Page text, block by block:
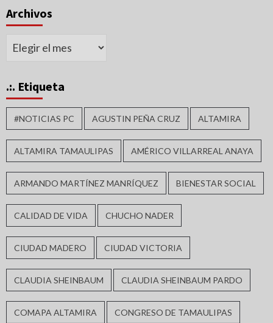
Archivos
Archivos
.:. Etiqueta
#NOTICIAS PC AGUSTIN PEÑA CRUZ ALTAMIRA
ALTAMIRA TAMAULIPAS AMÉRICO VILLARREAL ANAYA
ARMANDO MARTÍNEZ MANRÍQUEZ BIENESTAR SOCIAL
CALIDAD DE VIDA CHUCHO NADER
CIUDAD MADERO CIUDAD VICTORIA
CLAUDIA SHEINBAUM CLAUDIA SHEINBAUM PARDO
COMAPA ALTAMIRA CONGRESO DE TAMAULIPAS